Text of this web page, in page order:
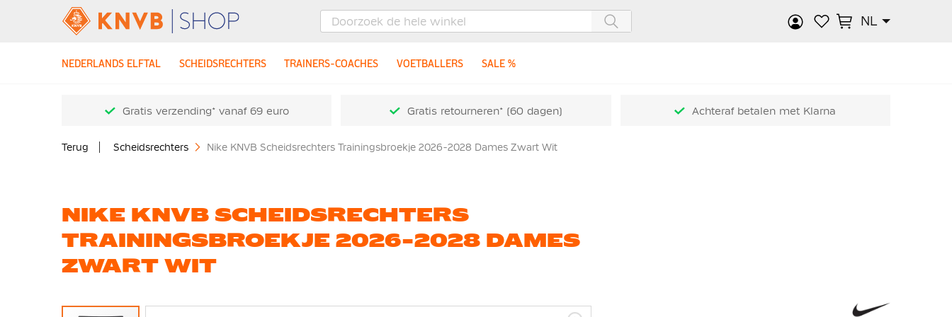
NL
NEDERLANDS ELFTAL SCHEIDSRECHTERS TRAINERS-COACHES VOETBALLERS SALE %
Gratis verzending* vanaf 69 euro Gratis retourneren* (60 dagen) Achteraf betalen met Klarna
Terug Scheidsrechters Nike KNVB Scheidsrechters Trainingsbroekje 2026-2028 Dames Zwart Wit
NIKE KNVB SCHEIDSRECHTERS
TRAININGSBROEKJE 2026-2028 DAMES
ZWART WIT
Ga